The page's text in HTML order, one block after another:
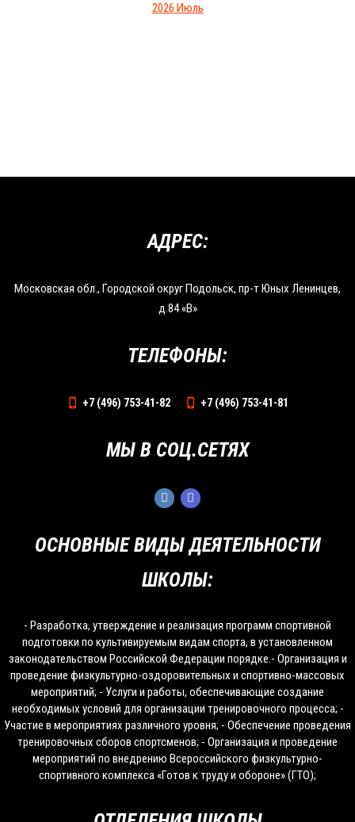
2026 Июль
ОСНОВНЫЕ ВИДЫ ДЕЯТЕЛЬНОСТИ
ШКОЛЫ:
- Разработка, утверждение и реализация программ спортивной
подготовки по культивируемым видам спорта, в установленном
законодательством Российской Федерации порядке.- Организация и
проведение физкультурно-оздоровительных и спортивно-массовых
мероприятий; - Услуги и работы, обеспечивающие создание
необходимых условий для организации тренировочного процесса; -
Участие в мероприятиях различного уровня; - Обеспечение проведения
тренировочных сборов спортсменов; - Организация и проведение
мероприятий по внедрению Всероссийского физкультурно-
спортивного комплекса «Готов к труду и обороне» (ГТО);
АДРЕС:
Московская обл., Городской округ Подольск, пр-т Юных Ленинцев,
д.84 «В»
ТЕЛЕФОНЫ:
+7 (496) 753-41-82 +7 (496) 753-41-81
МЫ В СОЦ.СЕТЯХ